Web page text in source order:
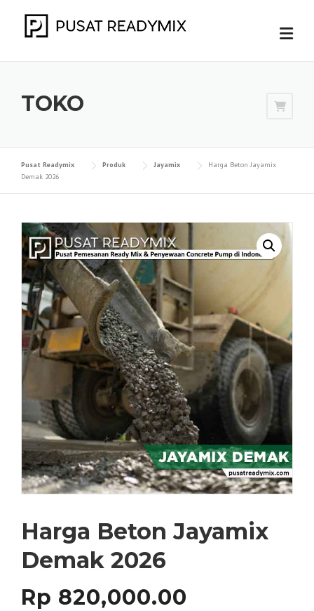
TOKO
Pusat Readymix Produk Jayamix
Harga Beton Jayamix
Demak 2026
Harga Beton Jayamix
Demak 2026
Rp 820,000.00